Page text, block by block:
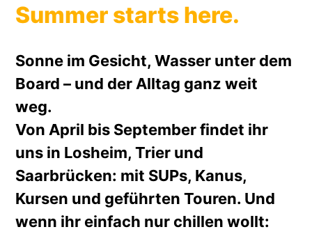
Summer starts here.
Sonne im Gesicht, Wasser unter dem
Board – und der Alltag ganz weit
weg.
Von April bis September findet ihr
uns in Losheim, Trier und
Saarbrücken: mit SUPs, Kanus,
Kursen und geführten Touren. Und
wenn ihr einfach nur chillen wollt: